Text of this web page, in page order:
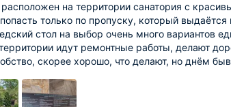
на территории санатория с
только по пропуску, который
стол на выбор очень много вариантов
идут ремонтные работы, делают
скорее хорошо, что делают, но днём